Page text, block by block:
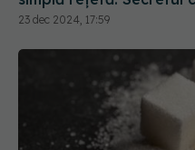
23 dec 2024, 17:59